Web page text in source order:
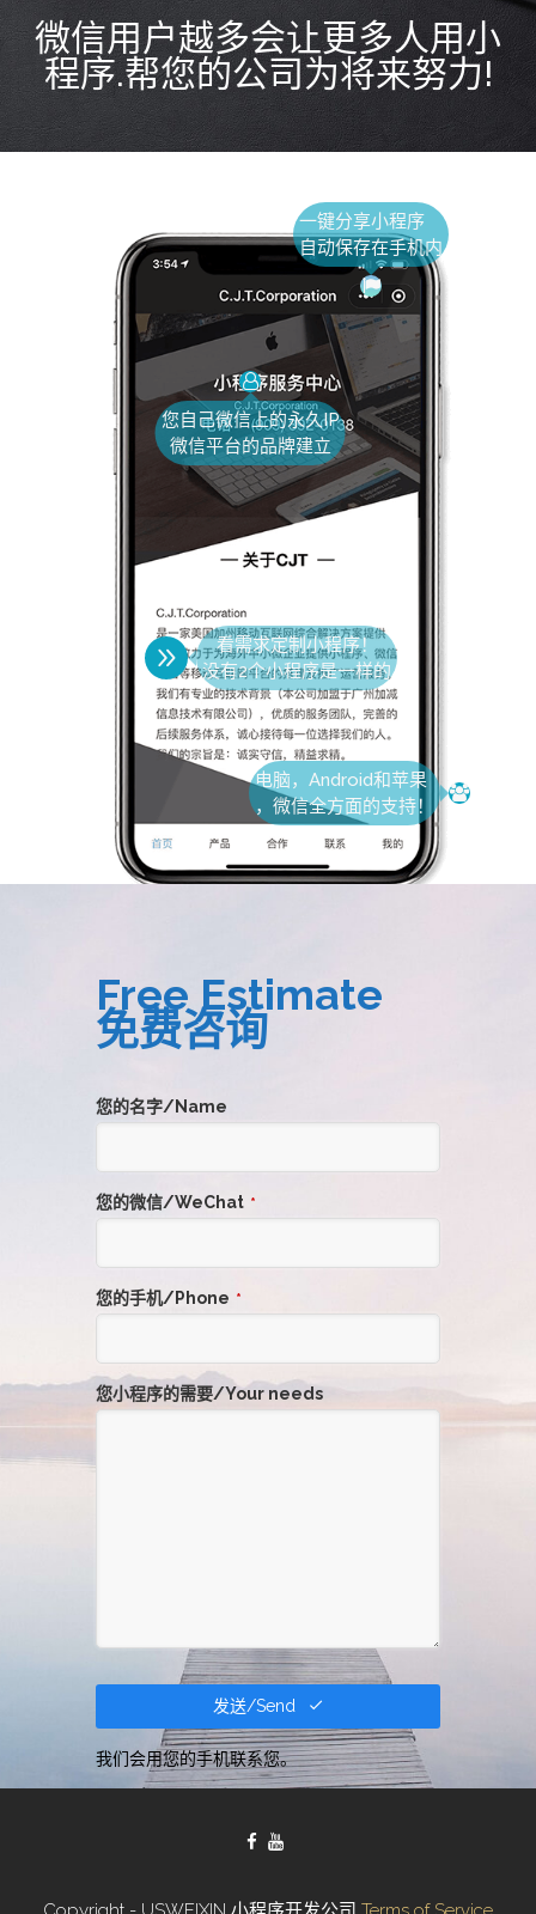
微信用户越多会让更多人用小
程序.帮您的公司为将来努力!
一键分享小程序
自动保存在手机内
看需求定制小程序！
没有2个小程序是一样的
您自己微信上的永久IP
微信平台的品牌建立
电脑，Android和苹果
，微信全方面的支持！
Free Estimate
免费咨询
您的名字/Name
您的微信/WeChat *
您的手机/Phone *
您小程序的需要/Your needs
发送/Send
我们会用您的手机联系您。